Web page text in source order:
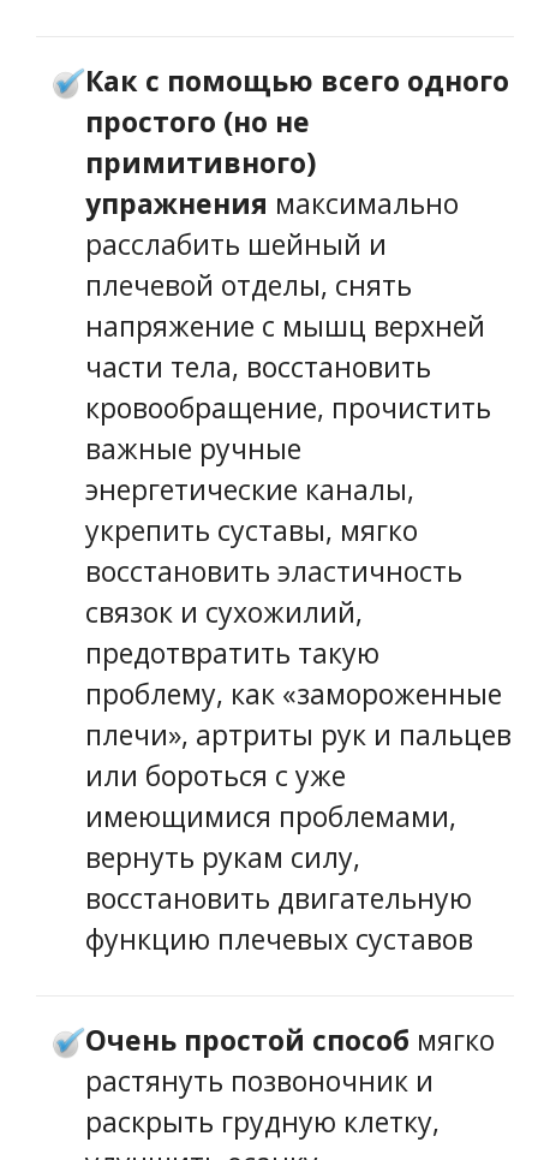
Как с помощью всего одного
простого (но не
примитивного)
упражнения максимально
расслабить шейный и
плечевой отделы, снять
напряжение с мышц верхней
части тела, восстановить
кровообращение, прочистить
важные ручные
энергетические каналы,
укрепить суставы, мягко
восстановить эластичность
связок и сухожилий,
предотвратить такую
проблему, как «замороженные
плечи», артриты рук и пальцев
или бороться с уже
имеющимися проблемами,
вернуть рукам силу,
восстановить двигательную
функцию плечевых суставов
Очень простой способ мягко
растянуть позвоночник и
раскрыть грудную клетку,